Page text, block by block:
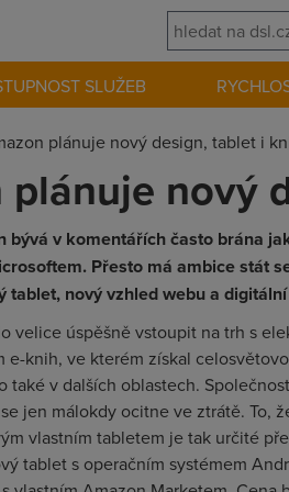
SLUŽEB
plánuje nový design, tablet i
plánuje nový
bývá v komentářích často brána
Přesto má ambice stát
tablet, nový vzhled webu a
velice úspěšně vstoupit na trh s
e-knih, ve kterém získal
také v dalších oblastech.
jen málokdy ocitne ve ztrátě. To,
vlastním tabletem je tak určité
tablet s operačním systémem